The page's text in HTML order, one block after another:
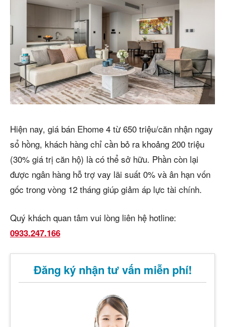
Hiện nay, giá bán Ehome 4 từ 650 triệu/căn nhận ngay
sổ hồng, khách hàng chỉ cần bỏ ra khoảng 200 triệu
(30% giá trị căn hộ) là có thể sở hữu. Phần còn lại
được ngân hàng hỗ trợ vay lãi suất 0% và ân hạn vốn
gốc trong vòng 12 tháng giúp giảm áp lực tài chính.
Quý khách quan tâm vui lòng liên hệ hotline:
0933.247.166
Đăng ký nhận tư vấn miễn phí!